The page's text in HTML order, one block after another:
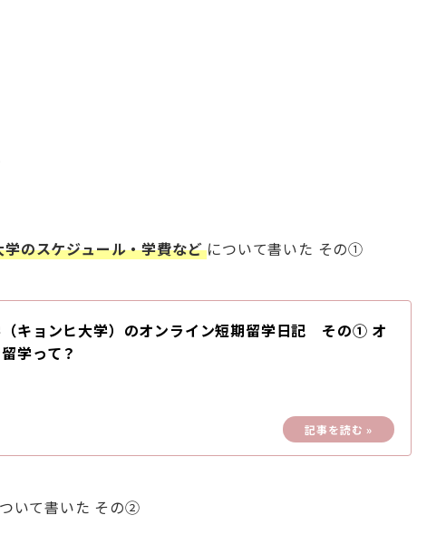
のスケジュール・学費などについて書いた その①
キョンヒ大学）のオンライン短期留学日記 その① オ
学って？
いて書いた その②